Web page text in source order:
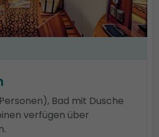
Bad mit Dusche
verfügen über